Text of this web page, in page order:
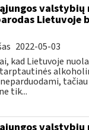
valstybių
Lietuvoje
2022-05-03
kad Lietuvoje
tik...
valstybių